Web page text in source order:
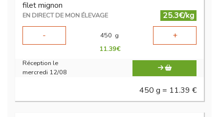
filet mignon
EN DIRECT DE MON ÉLEVAGE
25.3€/kg
-
450 g +
11.39€
Réception le
mercredi 12/08
450 g = 11.39 €